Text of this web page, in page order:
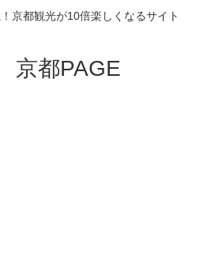
京都観光が10倍楽しくなるサイト
京都PAGE